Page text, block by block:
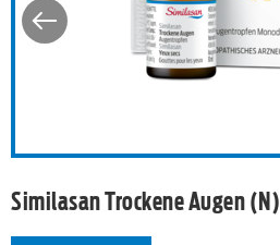
Similasan Trockene Augen (N)